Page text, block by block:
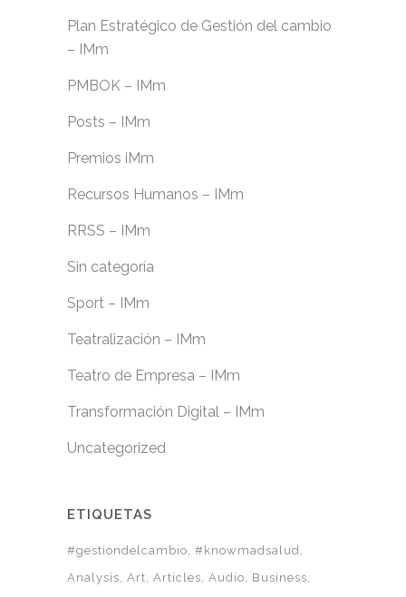
Plan Estratégico de Gestión del cambio
– IMm
PMBOK – IMm
Posts – IMm
Premios iMm
Recursos Humanos – IMm
RRSS – IMm
Sin categoría
Sport – IMm
Teatralización – IMm
Teatro de Empresa – IMm
Transformación Digital – IMm
Uncategorized
ETIQUETAS
#gestiondelcambio #knowmadsalud
Analysis Art Articles Audio
Business